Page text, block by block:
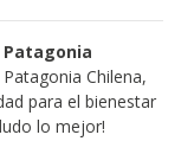
Patagonia
Chilena,
para el bienestar
lo mejor!